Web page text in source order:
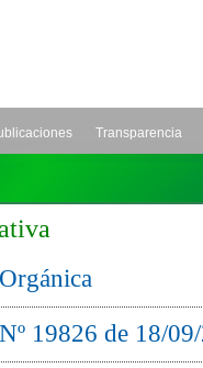
Transparencia
19826 de 18/